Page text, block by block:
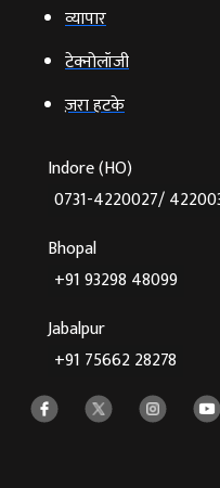
व्‍यापार
टेक्‍नोलॉजी
ज़रा हटके
Indore (HO)
0731-4220027/
Bhopal
+91 93298 48099
Jabalpur
+91 75662 28278